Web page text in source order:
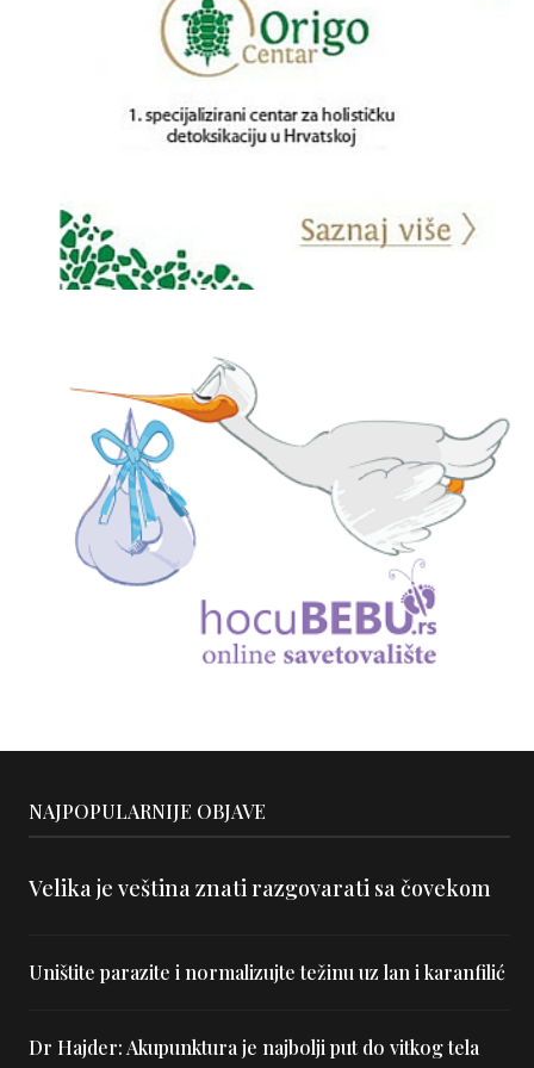
NAJPOPULARNIJE OBJAVE
Velika je veština znati razgovarati sa čovekom
Uništite parazite i normalizujte težinu uz lan i karanfilić
Dr Hajder: Akupunktura je najbolji put do vitkog tela